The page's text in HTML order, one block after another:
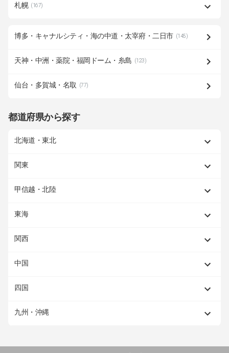
札幌 (167)
博多・キャナルシティ・海の中道・太宰府・二日市 (145)
天神・中洲・薬院・福岡ドーム・糸島 (123)
仙台・多賀城・名取 (77)
都道府県から探す
北海道・東北
関東
甲信越・北陸
東海
関西
中国
四国
九州・沖縄